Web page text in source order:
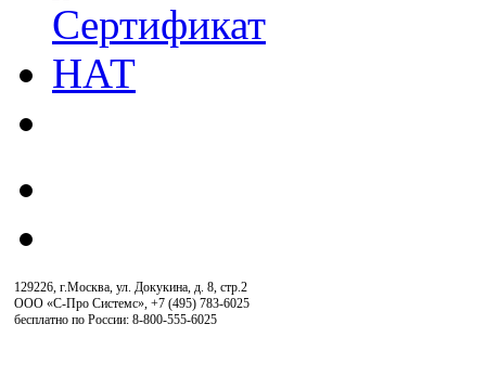
129226, г.Москва, ул. Докукина, д. 8, стр.2
ООО «С-Про Системс», +7 (495) 783-6025
бесплатно по России: 8-800-555-6025